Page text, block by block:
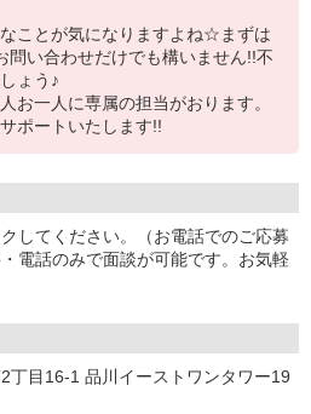
ことが気になりますよね☆まずは
問い合わせだけでも構いません!!不
ょう♪
お一人に専属の担当がおります。
ポートいたします!!
してください。（お電話でのご応募
電話のみで面談が可能です。お気軽
丁目16-1 品川イーストワンタワー19